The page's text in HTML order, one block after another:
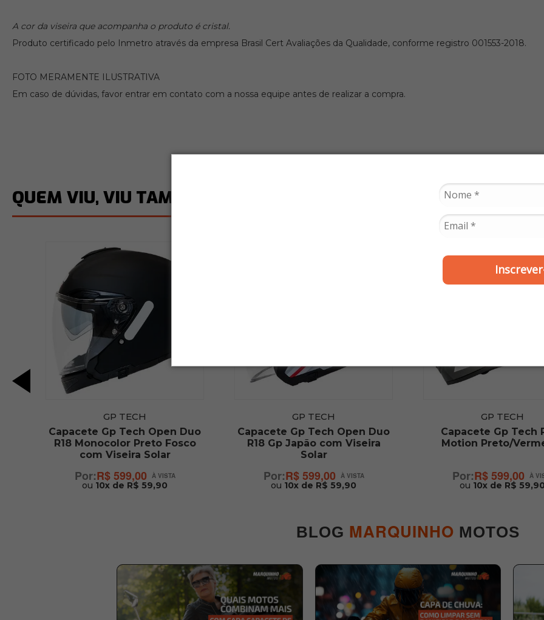
A cor da viseira que acompanha o produto é cristal.
Produto certificado pelo Inmetro através da empresa Brasil Cert Avaliações da Qualidade, conforme registro 001553-2018.
FOTO MERAMENTE ILUSTRATIVA
Em caso de dúvidas, favor entrar em contato com a nossa equipe antes de realizar a compra.
QUEM VIU, VIU TAMBÉM
GP TECH
Capacete Gp Tech Open Duo
R18 Monocolor Preto Fosco
com Viseira Solar
R$ 599,00
ou 10x de R$ 59,90
GP TECH
Capacete Gp Tech Open Duo
R18 Gp Japão com Viseira
Solar
R$ 599,00
ou 10x de R$ 59,90
GP TECH
Capacete Gp Tech
Motion Preto/
R$ 599,00
ou 10x de R$
BLOG MARQUINHO MOTOS